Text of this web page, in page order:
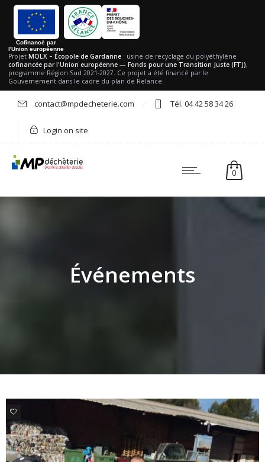
Cofinancé par
l'Union européenne
Projet MOLX – Écopole de Gardanne : usine de recyclage du polyéthylène
cofinancée par l'Union européenne — Fonds pour une Transition Juste (FTJ),
programme Région Sud 2021-2027. Ce projet a été financé par le
Gouvernement dans le cadre du plan de Relance.
contact@mpdecheterie.com Tél. 04 42 58 34 26
Login on site
0
Événements
0